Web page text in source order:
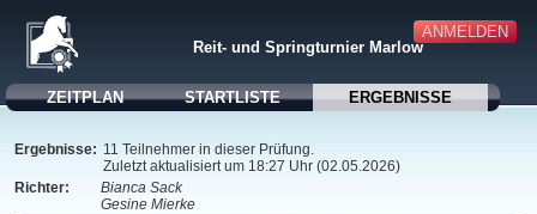
ANMELDEN
Reit- und Springturnier Marlow
ZEITPLAN STARTLISTE ERGEBNISSE
Ergebnisse: 11 Teilnehmer in dieser Prüfung.
Zuletzt aktualisiert um 18:27 Uhr (02.05.2026)
Richter:
Bianca Sack
Gesine Mierke